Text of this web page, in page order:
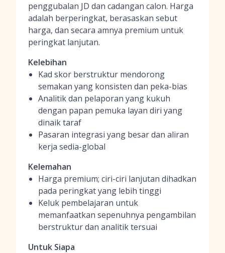
penggubalan JD dan cadangan calon. Harga
adalah berperingkat, berasaskan sebut
harga, dan secara amnya premium untuk
peringkat lanjutan.
Kelebihan
Kad skor berstruktur mendorong
semakan yang konsisten dan peka-bias
Analitik dan pelaporan yang kukuh
dengan papan pemuka layan diri yang
dinaik taraf
Pasaran integrasi yang besar dan aliran
kerja sedia-global
Kelemahan
Harga premium; ciri-ciri lanjutan dihadkan
pada peringkat yang lebih tinggi
Keluk pembelajaran untuk
memanfaatkan sepenuhnya pengambilan
berstruktur dan analitik tersuai
Untuk Siapa